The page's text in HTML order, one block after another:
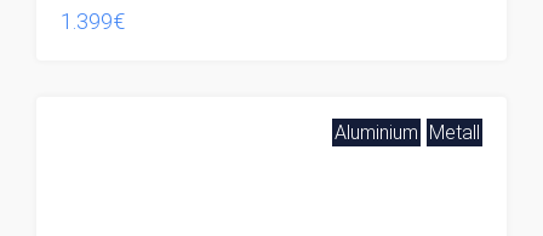
1.399€
Aluminium Metall